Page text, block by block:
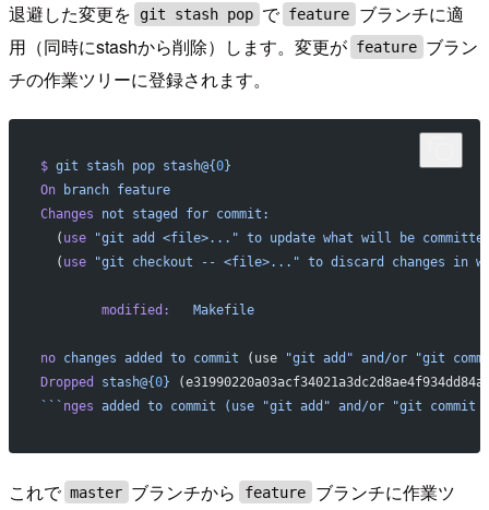
退避した変更を git stash pop で feature
ブランチに適
用（同時にstashから削除）します。変更が feature ブラン
チの作業ツリーに登録されます。
$ git stash pop stash@{0}
On branch feature
Changes not staged for commit:
  (
use "git add <file>..." to update what will be
  (
use "git checkout -- <file>..." to discard changes in
        modified:
   Makefile
no changes added to commit (use "git add" and/or "git
Dropped
stash@{0}
``` nges added to commit (use "git add" and/or "git commit
これで master ブランチから feature
ブランチに作業ツ